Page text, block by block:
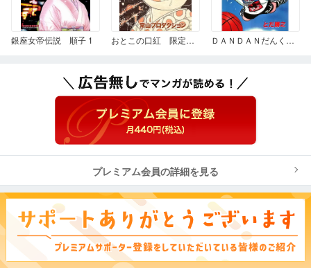
銀座女帝伝説 順子 1 おとこの口紅 限定公開版 ＤＡＮＤＡＮだんく！ 2
プレミアム会員の詳細を見る